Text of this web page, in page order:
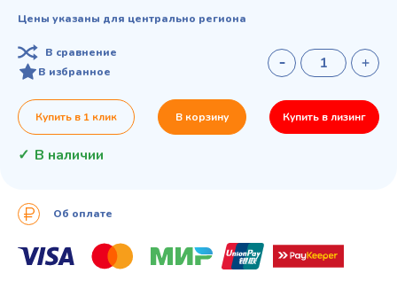
Цены указаны для центрально региона
В сравнение
В избранное
Купить в 1 клик В корзину Купить в лизинг
В наличии
Об оплате